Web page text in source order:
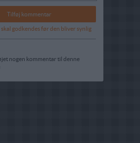
godkendes før den bliver synlig
nogen kommentar til denne